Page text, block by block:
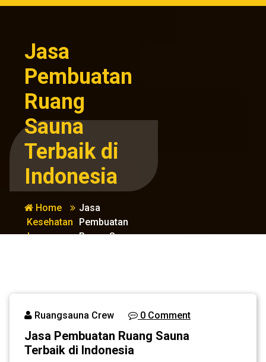
Jasa
Pembuatan
Ruang
Sauna
Terbaik di
Indonesia
Home
Kesehatan
dan
Jasa
Pembuatan
Ruang Sauna
Ruangsauna Crew 0 Comment
Jasa Pembuatan Ruang Sauna
Terbaik di Indonesia